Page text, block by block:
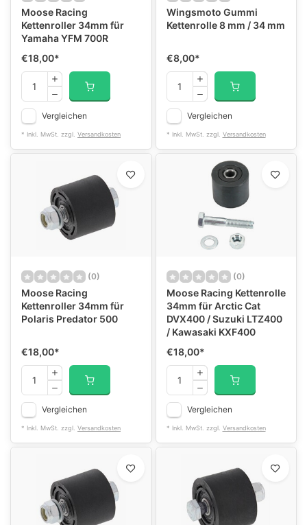
Moose Racing
Kettenroller 34mm für
Yamaha YFM 700R
€18,00*
Vergleichen
* Inkl. MwSt. zzgl. Versandkosten
Wingsmoto Gummi
Kettenrolle 8 mm / 34 mm
€8,00*
Vergleichen
* Inkl. MwSt. zzgl. Versandkosten
(0)
Moose Racing
Kettenroller 34mm für
Polaris Predator 500
€18,00*
Vergleichen
* Inkl. MwSt. zzgl. Versandkosten
(0)
Moose Racing Kettenrolle
34mm für Arctic Cat
DVX400 / Suzuki LTZ400
/ Kawasaki KXF400
€18,00*
Vergleichen
* Inkl. MwSt. zzgl. Versandkosten